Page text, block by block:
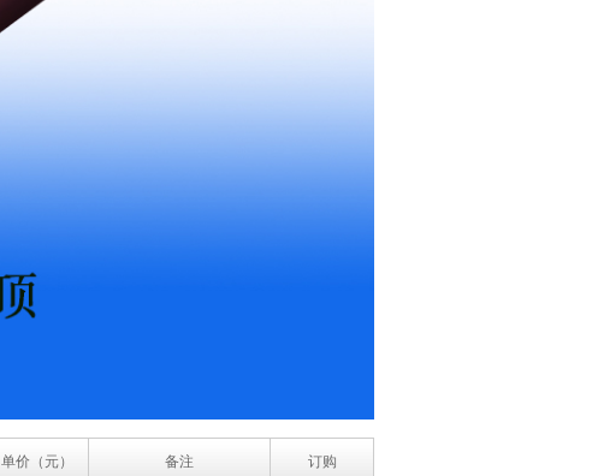
单价（元） 备注 订购